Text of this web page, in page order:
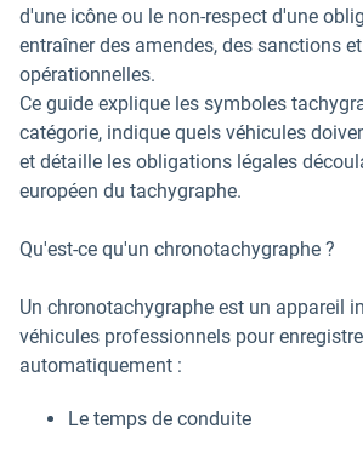
d'une icône ou le non-respect d'une
entraîner des amendes, des sanctions
opérationnelles.
Ce guide explique les symboles
catégorie, indique quels véhicules
et détaille les obligations légales
européen du tachygraphe.
Qu'est-ce qu'un chronotachygraphe ?
Un chronotachygraphe est un appareil
véhicules professionnels pour
automatiquement :
Le temps de conduite